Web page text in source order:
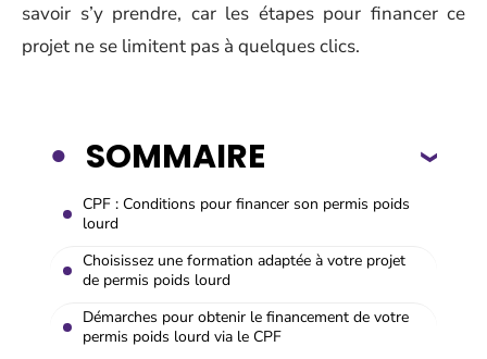
savoir s’y prendre, car les étapes pour financer ce
projet ne se limitent pas à quelques clics.
SOMMAIRE
CPF : Conditions pour financer son permis poids
lourd
Choisissez une formation adaptée à votre projet
de permis poids lourd
Démarches pour obtenir le financement de votre
permis poids lourd via le CPF